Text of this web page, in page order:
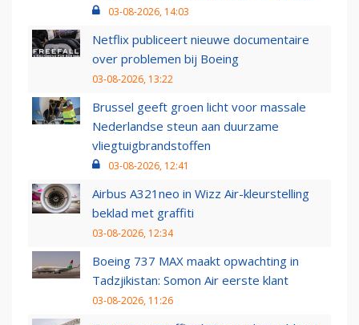
03-08-2026, 14:03
Netflix publiceert nieuwe documentaire
over problemen bij Boeing
03-08-2026, 13:22
Brussel geeft groen licht voor massale
Nederlandse steun aan duurzame
vliegtuigbrandstoffen
03-08-2026, 12:41
Airbus A321neo in Wizz Air-kleurstelling
beklad met graffiti
03-08-2026, 12:34
Boeing 737 MAX maakt opwachting in
Tadzjikistan: Somon Air eerste klant
03-08-2026, 11:26